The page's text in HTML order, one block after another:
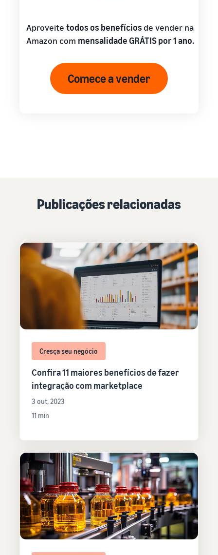
Aproveite todos os benefícios de vender na
Amazon com mensalidade GRÁTIS por 1 ano.
Comece a vender
Publicações relacionadas
Cresça seu negócio
Confira 11 maiores benefícios de fazer
integração com marketplace
3 out, 2023
11 min